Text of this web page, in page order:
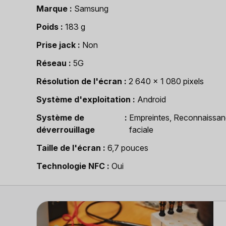
Marque
Samsung
Poids
183 g
Prise jack
Non
Réseau
5G
Résolution de l'écran
2 640 x 1 080 pixels
Système d'exploitation
Android
Système de
déverrouillage
Empreintes,
faciale
Taille de l'écran
6,7 pouces
Technologie NFC
Oui